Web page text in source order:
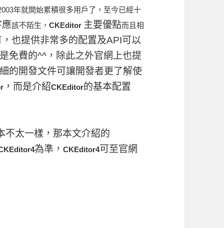
年就開始累積很多用戶了，至今已經十
應該不陌生，CKEditor 主要優點而且相
也提供非常多的配置及API可以
免費的^^，除此之外官網上也提
的開發文件可讓開發者更了解使
，而是介紹CKEditor的基本配置
不太一樣，那本文介紹的
為準，CKEditor4可至官網